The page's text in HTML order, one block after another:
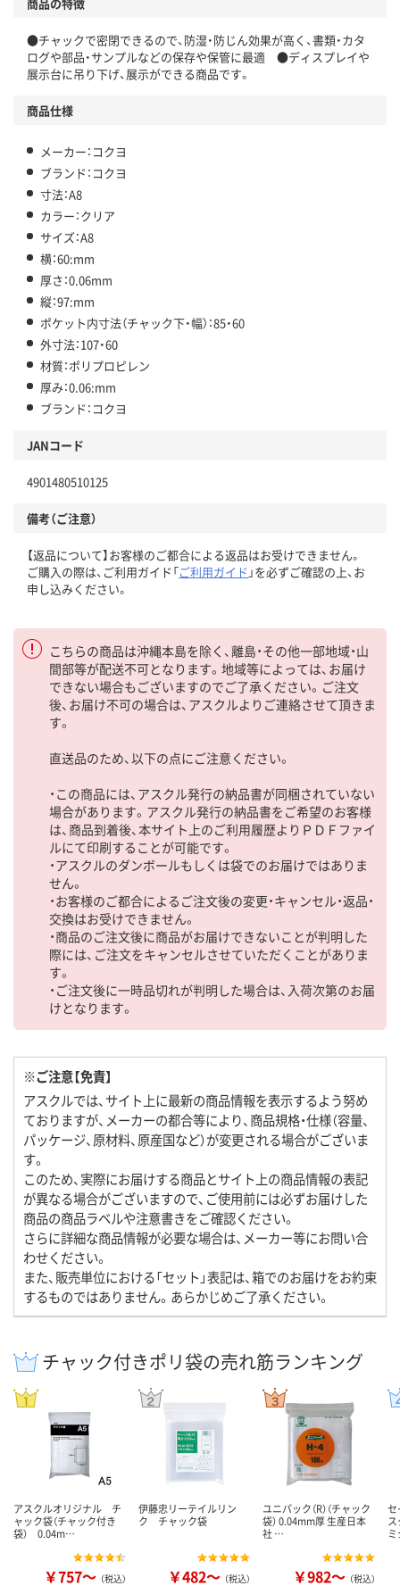
●チャックで密閉できるので、防湿・防じん効果が高く、書類・カタ
ログや部品・サンプルなどの保存や保管に最適 ●ディスプレイや
展示台に吊り下げ、展示ができる商品です。
商品仕様
メーカー：コクヨ
ブランド：コクヨ
寸法：A8
カラー：クリア
サイズ：A8
横：60:mm
厚さ：0.06mm
縦：97:mm
ポケット内寸法（チャック下・幅）：85・60
外寸法：107・60
材質：ポリプロピレン
厚み：0.06:mm
ブランド：コクヨ
JANコード
4901480510125
備考（ご注意）
【返品について】お客様のご都合による返品はお受けできません。
ご購入の際は、ご利用ガイド「ご利用ガイド 」を必ずご確認の上、お
申し込みください。
こちらの商品は沖縄本島を除く、離島・その他一部地域・山
間部等が配送不可となります。地域等によっては、お届け
できない場合もございますのでご了承ください。ご注文
後、お届け不可の場合は、アスクルよりご連絡させて頂きま
す。
直送品のため、以下の点にご注意ください。
・この商品には、アスクル発行の納品書が同梱されていない
場合があります。アスクル発行の納品書をご希望のお客様
は、商品到着後、本サイト上のご利用履歴よりＰＤＦファイ
ルにて印刷することが可能です。
・アスクルのダンボールもしくは袋でのお届けではありま
せん。
・お客様のご都合によるご注文後の変更・キャンセル・返品・
交換はお受けできません。
・商品のご注文後に商品がお届けできないことが判明した
際には、ご注文をキャンセルさせていただくことがありま
す。
・ご注文後に一時品切れが判明した場合は、入荷次第のお届
けとなります。
※ご注意【免責】
アスクルでは、サイト上に最新の商品情報を表示するよう努め
ておりますが、メーカーの都合等により、商品規格・仕様（容量、
パッケージ、原材料、原産国など）が変更される場合がございま
す。
このため、実際にお届けする商品とサイト上の商品情報の表記
が異なる場合がございますので、ご使用前には必ずお届けした
商品の商品ラベルや注意書きをご確認ください。
さらに詳細な商品情報が必要な場合は、メーカー等にお問い合
わせください。
また、販売単位における「セット」表記は、箱でのお届けをお約束
するものではありません。あらかじめご了承ください。
チャック付きポリ袋の売れ筋ランキング
アスクルオリジナル チ
ャック袋（チャック付き
袋） 0.04m…
￥757～ （税込）
伊藤忠リーテイルリン
ク チャック袋
￥482～ （税込）
ユニパック（R）（チャック
袋） 0.04mm厚 生産日本
社 …
￥982～ （税込）
セ